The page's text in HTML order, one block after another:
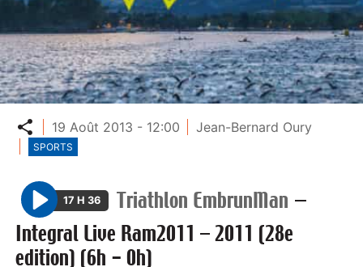
Partager
19 Août 2013 - 12:00 Jean-Bernard Oury
SPORTS
P
l
a
17 H 36 Triathlon EmbrunMan —
Integral Live Ram2011 – 2011 (28e
edition) (6h - 0h)